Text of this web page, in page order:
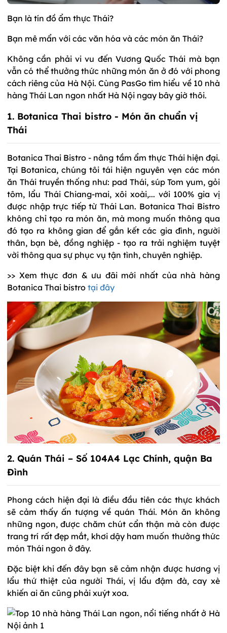
Bạn là tín đồ ẩm thực Thái?
Bạn mê mẩn với các văn hóa và các món ăn Thái?
Không cần phải vi vu đến Vương Quốc Thái mà bạn
vẫn có thể thưởng thức những món ăn ở đó với phong
cách riêng của Hà Nội. Cùng PasGo tìm hiểu về 10 nhà
hàng Thái Lan ngon nhất Hà Nội ngay bây giờ thôi.
1. Botanica Thai bistro - Món ăn chuẩn vị
Thái
Botanica Thai Bistro - nâng tầm ẩm thực Thái hiện đại.
Tại Botanica, chúng tôi tái hiện nguyên vẹn các món
ăn Thái truyền thống như: pad Thái, súp Tom yum, gỏi
tôm, lẩu Thái Chiang-mai, xôi xoài,... với 100% gia vị
được nhập trực tiếp từ Thái Lan. Botanica Thai Bistro
không chỉ tạo ra món ăn, mà mong muốn thông qua
đó tạo ra không gian để gắn kết các gia đình, người
thân, bạn bè, đồng nghiệp - tạo ra trải nghiệm tuyệt
vời thông qua sự phục vụ tận tình, chuyên nghiệp.
>> Xem thực đơn & ưu đãi mới nhất của nhà hàng
Botanica Thai bistro tại đây
2. Quán Thái – Số 104A4 Lạc Chính, quận Ba
Đình
Phong cách hiện đại là điều đầu tiên các thực khách
sẽ cảm thấy ấn tượng về quán Thái. Món ăn không
những ngon, được chăm chút cẩn thận mà còn được
trang trí rất đẹp mắt, khơi dậy ham muốn thưởng thức
món Thái ngon ở đây.
Đặc biệt khi đến đây bạn sẽ cảm nhận được hương vị
lẩu thứ thiệt của người Thái, vị lẩu đậm đà, cay xè
khiến ai ăn cũng phải xuýt xoa.